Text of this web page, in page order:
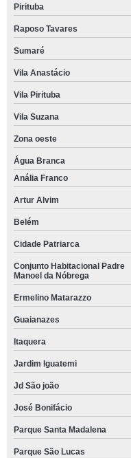
Pirituba
Raposo Tavares
Sumaré
Vila Anastácio
Vila Pirituba
Vila Suzana
Zona oeste
Água Branca
Anália Franco
Artur Alvim
Belém
Cidade Patriarca
Conjunto Habitacional Padre
Manoel da Nóbrega
Ermelino Matarazzo
Guaianazes
Itaquera
Jardim Iguatemi
Jd São joão
José Bonifácio
Parque Santa Madalena
Parque São Lucas